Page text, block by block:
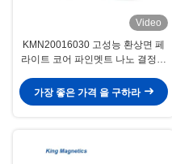
Video
KMN20016030 고성능 환상면 페
라이트 코어 파인멧트 나노 결정성
가장 좋은 가격 을 구하라